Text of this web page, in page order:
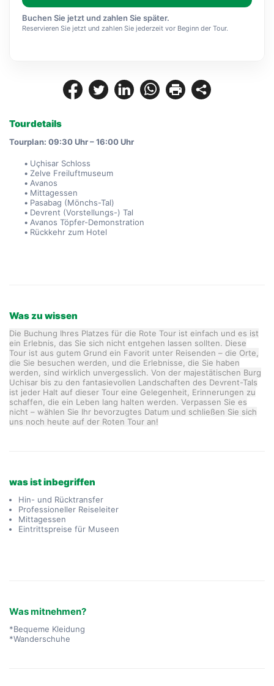
Tourdetails
Tourplan: 09:30 Uhr – 16:00 Uhr
Uçhisar Schloss
Zelve Freiluftmuseum
Avanos
Mittagessen
Pasabag (Mönchs-Tal)
Devrent (Vorstellungs-) Tal
Avanos Töpfer-Demonstration
Rückkehr zum Hotel
Was zu wissen
Die Buchung Ihres Platzes für die Rote Tour ist einfach und es ist
ein Erlebnis, das Sie sich nicht entgehen lassen sollten. Diese
Tour ist aus gutem Grund ein Favorit unter Reisenden – die Orte,
die Sie besuchen werden, und die Erlebnisse, die Sie haben
werden, sind wirklich unvergesslich. Von der majestätischen Burg
Uchisar bis zu den fantasievollen Landschaften des Devrent-Tals
ist jeder Halt auf dieser Tour eine Gelegenheit, Erinnerungen zu
schaffen, die ein Leben lang halten werden. Verpassen Sie es
nicht – wählen Sie Ihr bevorzugtes Datum und schließen Sie sich
uns noch heute auf der Roten Tour an!
was ist inbegriffen
Hin- und Rücktransfer
Professioneller Reiseleiter
Mittagessen
Eintrittspreise für Museen
Was mitnehmen?
*Bequeme Kleidung
*Wanderschuhe
Buchen Sie jetzt und zahlen Sie später.
Reservieren Sie jetzt und zahlen Sie jederzeit vor Beginn der Tour.